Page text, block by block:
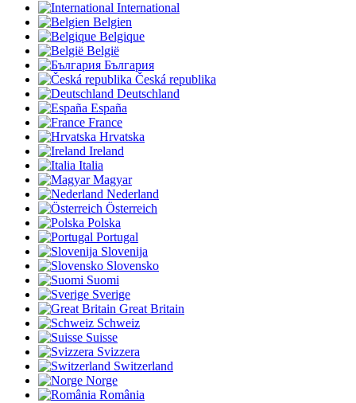
International
Belgien
Belgique
België
България
Česká republika
Deutschland
España
France
Hrvatska
Ireland
Italia
Magyar
Nederland
Österreich
Polska
Portugal
Slovenija
Slovensko
Suomi
Sverige
Great Britain
Schweiz
Suisse
Svizzera
Switzerland
Norge
România